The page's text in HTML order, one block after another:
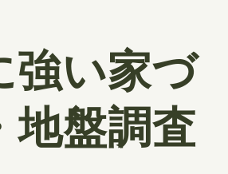
強い家づ
地盤調査